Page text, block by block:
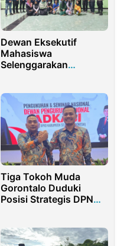
Dewan Eksekutif
Mahasiswa
Selenggarakan
Jayapura
Tiga Tokoh Muda
Gorontalo Duduki
Posisi Strategis DPN